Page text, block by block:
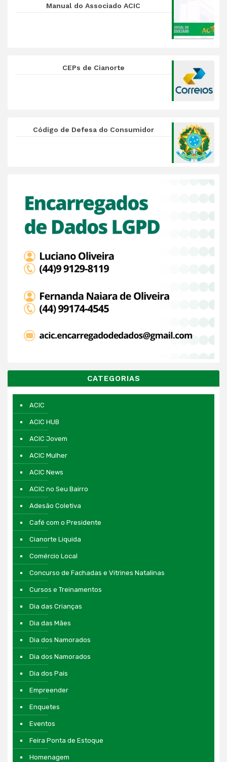
Manual do Associado ACIC
CEPs de Cianorte
Código de Defesa do Consumidor
CATEGORIAS
ACIC
ACIC HUB
ACIC Jovem
ACIC Mulher
ACIC News
ACIC no Seu Bairro
Adesão Coletiva
Café com o Presidente
Cianorte Liquida
Comércio Local
Concurso de Fachadas e Vitrines Natalinas
Cursos e Treinamentos
Dia das Crianças
Dia das Mães
Dia dos Namorados
Dia dos Namorados
Dia dos Pais
Empreender
Enquetes
Eventos
Feira Ponta de Estoque
Homenagem